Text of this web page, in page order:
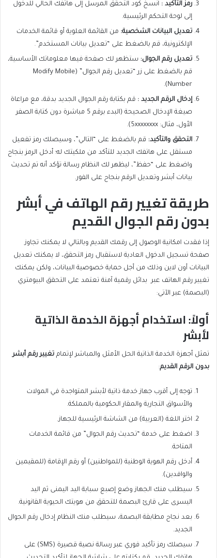
رمز التأكيد : انسخ كود التحقق المرسل إلى هاتفك الحالي للدخول
إلى لوحة التحكم الرئيسية.
تعديل البيانات الشخصية: من القائمة العلوية أو قائمة الخدمات
الإلكترونية، قم بالضغط على “تعديل بيانات المستخدم”.
تعديل رقم الجوال: ستظهر لك صفحة فيها معلوماتك الأساسية،
قم بالضغط على زر “تعديل رقم الجوال” (Modify Mobile
Number).
إدخال الرقم الجديد : قم بكتابة رقم الجوال الجديد بدقة، مع مراعاة
صيغة الإدخال الصحيحة (البدء برقم 5 مباشرة دون كتابة الصفر
الأول، مثال: 5xxxxxxxx).
التحقق والتأكيد: قم بالضغط على “التالي”، وسيصلك رمز تفعيل
مستقل على هاتفك الجديد للتأكد من ملكيتك له؛ أدخل الرمز بنجاح
واضغط على “حفظ”، ليظهر لك النظام رسالة تؤكد أنه تم تحديث
بيانات أبشر وتعديل الرقم بنجاح على الفور.
طريقة تغيير رقم الهاتف في أبشر
بدون رقم الجوال القديم
إذا فقدت امكانية الوصول إلى رقمك القديم وبالتالي لا يمكنك تجاوز
صفحة تسجيل الدخول العادية لاستقبال رمز التحقق، لا يمكنك تعديل
البيانات أون لاين وذلك من أجل حماية خصوصية البيانات، ولكن يمكنك
تغيير رقم الهاتف عبر بدائل رقمية آمنة تعتمد على التحقق البيومتري
(البصمة) عبر الآتي:
أولاً: استخدام أجهزة الخدمة الذاتية
لأبشر
تمثل أجهزة الخدمة الذاتية الحل الأمثل والمباشر لإتمام تغيير رقم أبشر
بدون الرقم القديم:
توجه إلى أقرب جهاز خدمة ذاتية لأبشر المتواجدة في المولات
والأسواق التجارية والمقار الحكومية بالمملكة.
اختر اللغة (العربية) من الشاشة الرئيسية للجهاز.
اضغط على خدمة “تحديث رقم الجوال” من قائمة الخدمات
المتاحة.
أدخل رقم الهوية الوطنية (للمواطنين) أو رقم الإقامة (للمقيمين
والوافدين).
سيطلب منك الجهاز وضع إصبع سبابة اليد اليمنى ثم اليد
اليسرى على قارئ البصمة للتحقق من هويتك الحيوية القانونية.
بعد نجاح مطابقة البصمة، سيطلب منك النظام إدخال رقم الجوال
الجديد.
سيصلك رمز تأكيد فوري عبر رسالة نصية قصيرة (SMS) على